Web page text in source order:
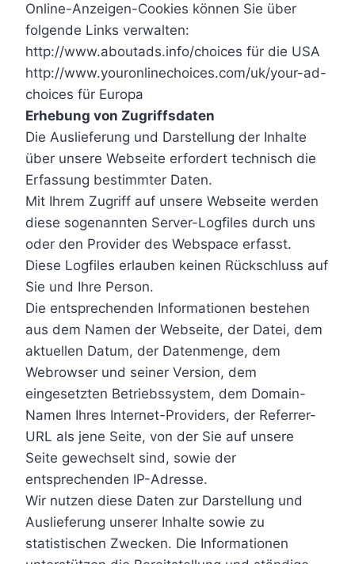
Online-Anzeigen-Cookies können Sie über
folgende Links verwalten:
http://www.aboutads.info/choices für die USA
http://www.youronlinechoices.com/uk/your-ad-
choices für Europa
Erhebung von Zugriffsdaten
Die Auslieferung und Darstellung der Inhalte
über unsere Webseite erfordert technisch die
Erfassung bestimmter Daten.
Mit Ihrem Zugriff auf unsere Webseite werden
diese sogenannten Server-Logfiles durch uns
oder den Provider des Webspace erfasst.
Diese Logfiles erlauben keinen Rückschluss auf
Sie und Ihre Person.
Die entsprechenden Informationen bestehen
aus dem Namen der Webseite, der Datei, dem
aktuellen Datum, der Datenmenge, dem
Webrowser und seiner Version, dem
eingesetzten Betriebssystem, dem Domain-
Namen Ihres Internet-Providers, der Referrer-
URL als jene Seite, von der Sie auf unsere
Seite gewechselt sind, sowie der
entsprechenden IP-Adresse.
Wir nutzen diese Daten zur Darstellung und
Auslieferung unserer Inhalte sowie zu
statistischen Zwecken. Die Informationen